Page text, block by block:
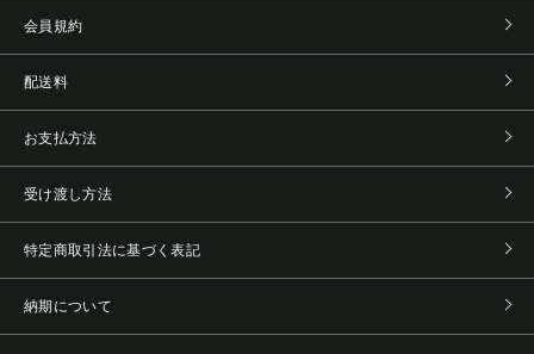
会員規約
配送料
お支払方法
受け渡し方法
特定商取引法に基づく表記
納期について